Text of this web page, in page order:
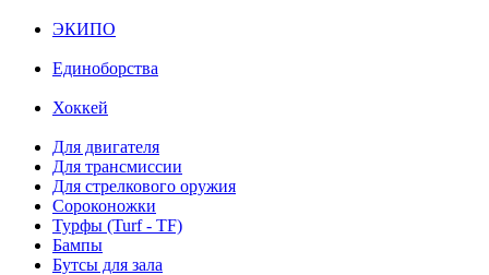
ЭКИПО
Единоборства
Хоккей
Для двигателя
Для трансмиссии
Для стрелкового оружия
Сороконожки
Турфы (Turf - TF)
Бампы
Бутсы для зала